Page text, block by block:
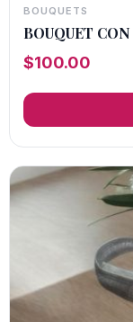
BOUQUETS
BOUQUET
$100.00